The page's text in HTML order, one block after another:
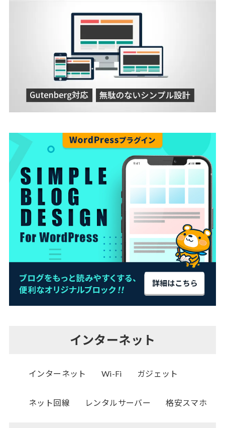
インターネット
インターネット Wi-Fi ガジェット
ネット回線 レンタルサーバー 格安スマホ